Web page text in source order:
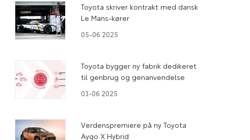
Toyota skriver kontrakt med dansk
Le Mans-kører
05-06 2025
Toyota bygger ny fabrik dedikeret
til genbrug og genanvendelse
03-06 2025
Verdenspremiere på ny Toyota
Aygo X Hybrid